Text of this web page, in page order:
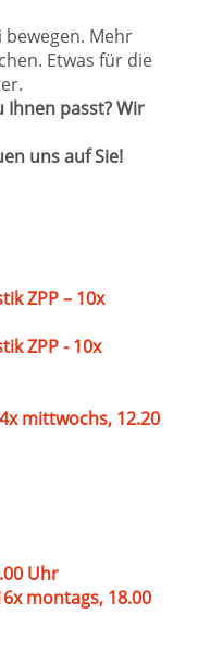
Mehr
Etwas für die
Ihnen passt? Wir
uns auf Sie!
ZPP – 10x
ZPP - 10x
mittwochs, 12.20
Uhr
montags, 18.00